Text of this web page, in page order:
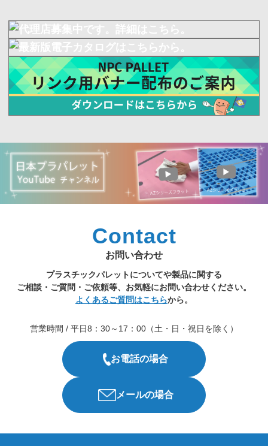
Contact
お問い合わせ
プラスチックパレットについてや製品に関する
ご相談・ご質問・ご依頼等、お気軽にお問い合わせください。
よくあるご質問はこちらから。
営業時間 / 平日8：30～17：00（土・日・祝日を除く）
お電話の場合
メールの場合